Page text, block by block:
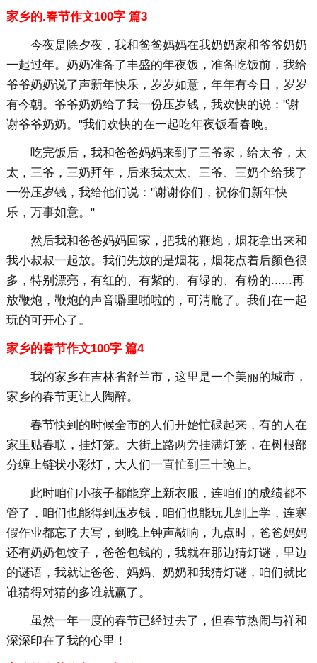
家乡的.春节作文100字 篇3
今夜是除夕夜，我和爸爸妈妈在我奶奶家和爷爷奶奶
一起过年。奶奶准备了丰盛的年夜饭，准备吃饭前，我给
爷爷奶奶说了声新年快乐，岁岁如意，年年有今日，岁岁
有今朝。爷爷奶奶给了我一份压岁钱，我欢快的说："谢
谢爷爷奶奶。"我们欢快的在一起吃年夜饭看春晚。
吃完饭后，我和爸爸妈妈来到了三爷家，给太爷，太
太，三爷，三奶拜年，后来我太太、三爷、三奶个给我了
一份压岁钱，我给他们说："谢谢你们，祝你们新年快
乐，万事如意。"
然后我和爸爸妈妈回家，把我的鞭炮，烟花拿出来和
我小叔叔一起放。我们先放的是烟花，烟花点着后颜色很
多，特别漂亮，有红的、有紫的、有绿的、有粉的......再
放鞭炮，鞭炮的声音噼里啪啦的，可清脆了。我们在一起
玩的可开心了。
家乡的春节作文100字 篇4
我的家乡在吉林省舒兰市，这里是一个美丽的城市，
家乡的春节更让人陶醉。
春节快到的时候全市的人们开始忙碌起来，有的人在
家里贴春联，挂灯笼。大街上路两旁挂满灯笼，在树根部
分缠上链状小彩灯，大人们一直忙到三十晚上。
此时咱们小孩子都能穿上新衣服，连咱们的成绩都不
管了，咱们也能得到压岁钱，咱们也能玩儿到上学，连寒
假作业都忘了去写，到晚上钟声敲响，九点时，爸爸妈妈
还有奶奶包饺子，爸爸包钱的，我就在那边猜灯谜，里边
的谜语，我就让爸爸、妈妈、奶奶和我猜灯谜，咱们就比
谁猜得对猜的多谁就赢了。
虽然一年一度的春节已经过去了，但春节热闹与祥和
深深印在了我的心里！